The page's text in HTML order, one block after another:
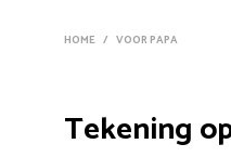
HOME / VOOR PAPA
Tekening